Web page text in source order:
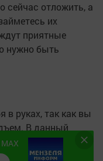
сейчас отложить, а
их
приятные
нужно быть
в руках, так как вы
В данный
на
действительно